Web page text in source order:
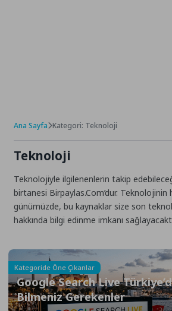
Ana Sayfa Kategori: Teknoloji
Teknoloji
Teknolojiyle ilgilenenlerin takip
birtanesi Birpaylas.Com’dur. Teknolojinin
günümüzde, bu kaynaklar size son
hakkında bilgi edinme imkanı
Kategoride Öne Çıkanlar
Google Search Live
Bilmeniz Gerekenler